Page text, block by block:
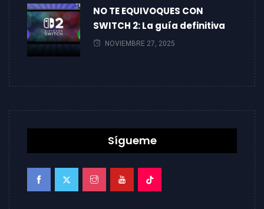
NO TE EQUIVOQUES CON
SWITCH 2: La guía definitiva
NOVIEMBRE 27, 2025
Sígueme